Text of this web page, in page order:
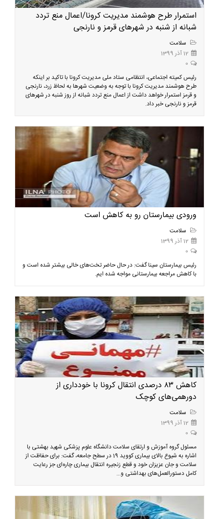
استمرار طرح هوشمند مدیریت کرونا/اعمال منع تردد
شبانه از شنبه در شهرهای قرمز و نارنجی
سلامت
12 آذر 1399
0
رئیس کمیته اجتماعی، انتظامی ستاد ملی مدیریت کرونا با تاکید بر اینکه
طرح هوشمند مدیریت کرونا با توجه به وضعیت شهرها به لحاظ زرد، نارنجی
و قرمز استمرار خواهد داشت از اعمال منع تردد شبانه از روز شنبه در شهرهای
قرمز و نارنجی خبر داد.
ورودی بیمارستان رو به کاهش است
سلامت
12 آذر 1399
0
رئیس بیمارستان سینا گفت: در حال حاضر تخت‌های خالی‌ بیشتر شده است و
با کاهش مراجعه‌ بیمارستانی مواجه شده ایم.
کاهش ۸۳ درصدی انتقال کرونا با خودداری از
دورهمی‌های کوچک
سلامت
12 آذر 1399
0
مسئول گروه آموزش و ارتقای سلامت دانشگاه علوم پزشکی شهید بهشتی با
اشاره به شیوع بالای بیماری کووید 19 در سطح جامعه، گفت: برای حفاظت از
سلامت و جان عزیزان خود و قطع زنجیره انتقال بیماری چاره‌ای جز رعایت
کامل دستورالعمل‌های بهداشتی و...